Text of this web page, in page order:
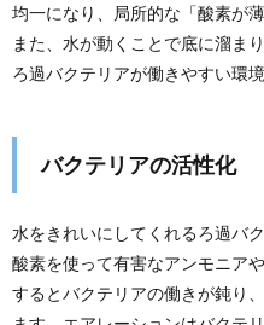
均一になり、局所的な「酸素が
また、水が動くことで底に溜ま
ろ過バクテリアが働きやすい環境
バクテリアの活性化
水をきれいにしてくれるろ過バ
酸素を使って有害なアンモニア
するとバクテリアの働きが鈍り